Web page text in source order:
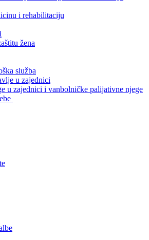
i rehabilitaciju
žena
služba
u zajednici
u zajednici i vanbolničke palijativne njege